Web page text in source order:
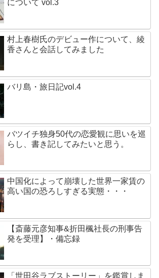
について vol.3
村上春樹氏のデビュー作について、綾
香さんと会話してみました
バリ島・旅日記vol.4
バツイチ独身50代の恋愛観に思いを巡
らし、書き記してみたいと思う。
中国化によって崩壊した世界一家賃の
高い国の恐ろしすぎる実態・・・
【斎藤元彦知事&折田楓社長の刑事告
発を受理】・備忘録
「世田谷ラブストーリー」を鑑賞しま